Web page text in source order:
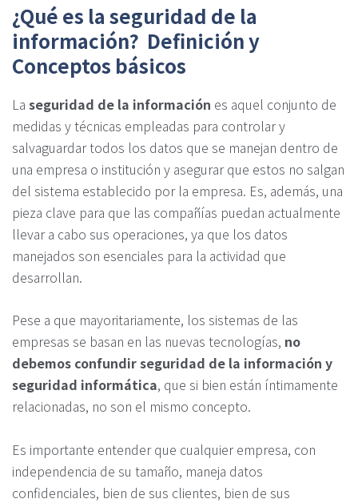
¿Qué es la seguridad de la
información? Definición y
Conceptos básicos
La seguridad de la información es aquel conjunto de
medidas y técnicas empleadas para controlar y
salvaguardar todos los datos que se manejan dentro de
una empresa o institución y asegurar que estos no salgan
del sistema establecido por la empresa. Es, además, una
pieza clave para que las compañías puedan actualmente
llevar a cabo sus operaciones, ya que los datos
manejados son esenciales para la actividad que
desarrollan.
Pese a que mayoritariamente, los sistemas de las
empresas se basan en las nuevas tecnologías, no
debemos confundir seguridad de la información y
seguridad informática, que si bien están íntimamente
relacionadas, no son el mismo concepto.
Es importante entender que cualquier empresa, con
independencia de su tamaño, maneja datos
confidenciales, bien de sus clientes, bien de sus